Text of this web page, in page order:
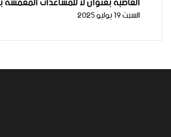
افتحوا المعابر
السبت 19 يوليو 2025